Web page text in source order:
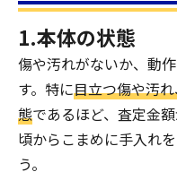
1.本体の状態
傷や汚れがないか、動
す。特に目立つ傷や汚
態であるほど、査定金
頃からこまめに手入れ
う。